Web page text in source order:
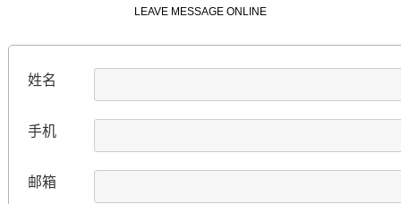
LEAVE MESSAGE ONLINE
姓名
手机
邮箱